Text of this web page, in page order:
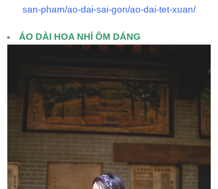
san-pham/ao-dai-sai-gon/ao-dai-tet-xuan/
ÁO DÀI HOA NHÍ ÔM DÁNG